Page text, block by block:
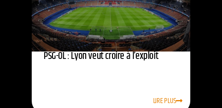
PSG-OL : Lyon veut croire à l’exploit
LIRE PLUS